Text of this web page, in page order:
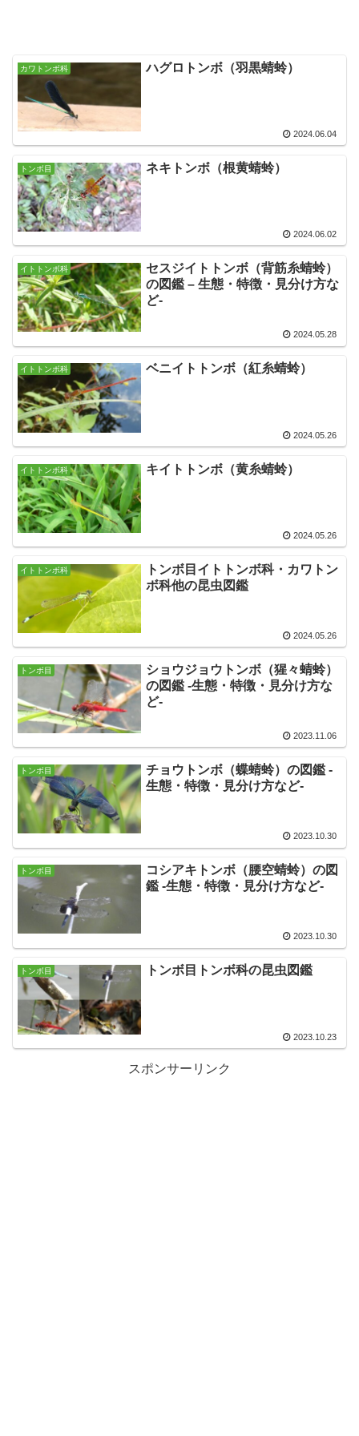
カワトンボ科 ハグロトンボ（羽黒蜻蛉）
2024.06.04
トンボ目 ネキトンボ（根黄蜻蛉）
2024.06.02
イトトンボ科
セスジイトトンボ（背筋糸蜻蛉）
の図鑑 – 生態・特徴・見分け方な
ど-
2024.05.28
イトトンボ科 ベニイトトンボ（紅糸蜻蛉）
2024.05.26
イトトンボ科 キイトトンボ（黄糸蜻蛉）
2024.05.26
イトトンボ科
トンボ目イトトンボ科・カワトン
ボ科他の昆虫図鑑
2024.05.26
トンボ目
ショウジョウトンボ（猩々蜻蛉）
の図鑑 -生態・特徴・見分け方な
ど-
2023.11.06
トンボ目
チョウトンボ（蝶蜻蛉）の図鑑 -
生態・特徴・見分け方など-
2023.10.30
トンボ目
コシアキトンボ（腰空蜻蛉）の図
鑑 -生態・特徴・見分け方など-
2023.10.30
トンボ目 トンボ目トンボ科の昆虫図鑑
2023.10.23
スポンサーリンク